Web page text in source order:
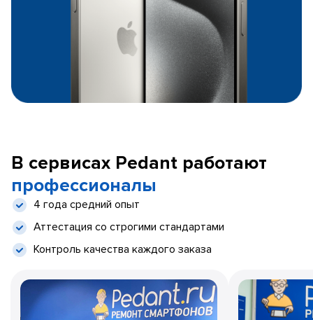
В сервисах Pedant работают
профессионалы
4 года средний опыт
Аттестация со строгими стандартами
Контроль качества каждого заказа